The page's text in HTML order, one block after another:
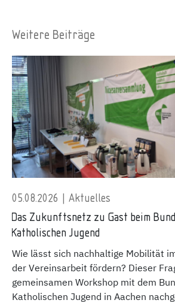
Weitere Beiträge
05.08.2026 | Aktuelles
Das Zukunftsnetz zu Gast beim
Katholischen Jugend
Wie lässt sich nachhaltige Mobilität
der Vereinsarbeit fördern? Dieser
gemeinsamen Workshop mit dem
Katholischen Jugend in Aachen